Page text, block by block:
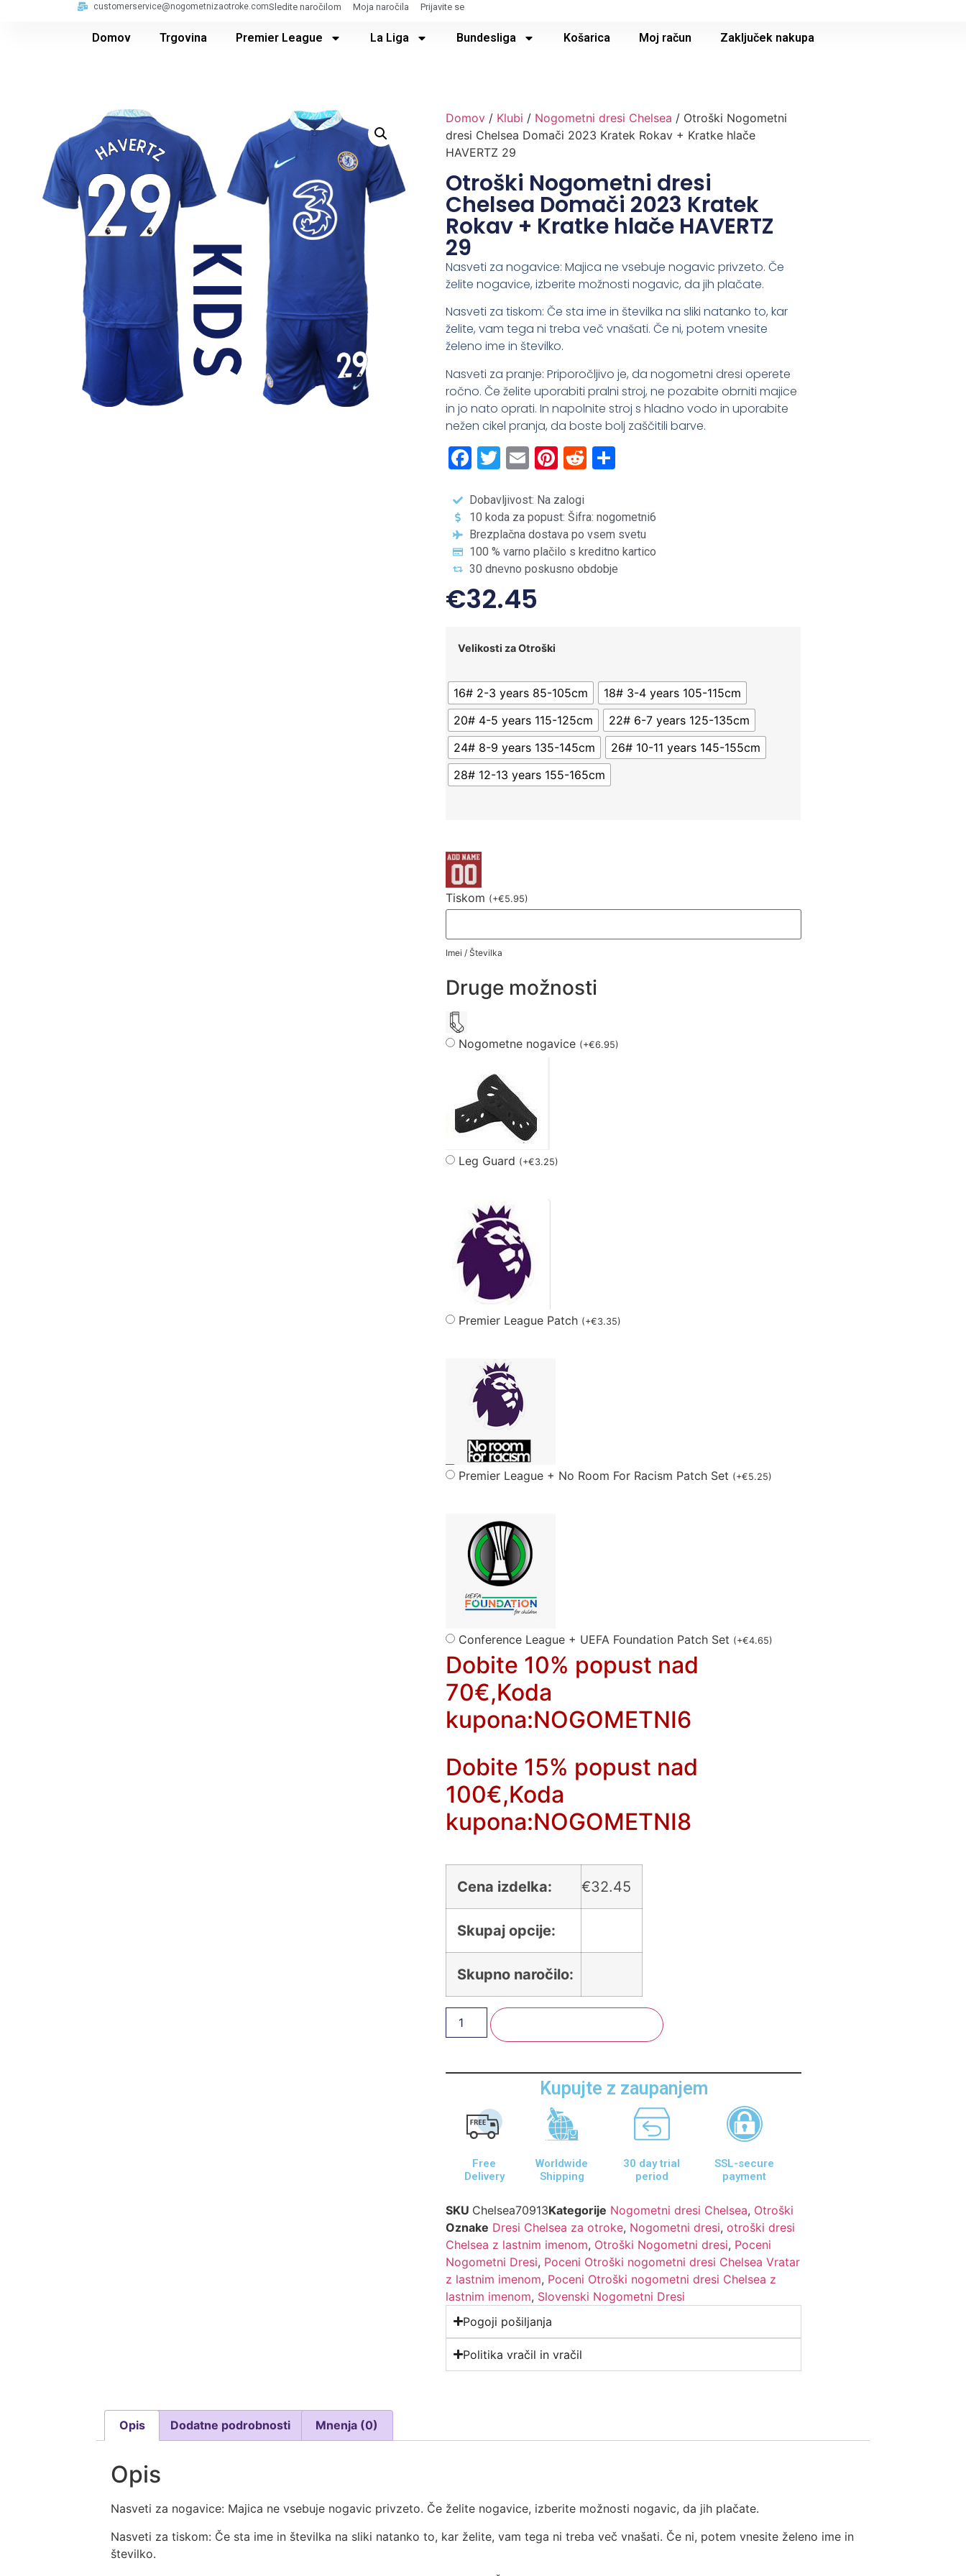
customerservice@nogometnizaotroke.comSledite naročilom Moja naročila Prijavite se
Domov Trgovina Premier League La Liga Bundesliga Košarica Moj račun Zaključek nakupa
Domov / Klubi / Nogometni dresi Chelsea / Otroški Nogometni
dresi Chelsea Domači 2023 Kratek Rokav + Kratke hlače
HAVERTZ 29
Otroški Nogometni dresi
Chelsea Domači 2023 Kratek
Rokav + Kratke hlače HAVERTZ
29
Nasveti za nogavice: Majica ne vsebuje nogavic privzeto. Če
želite nogavice, izberite možnosti nogavic, da jih plačate.
Nasveti za tiskom: Če sta ime in številka na sliki natanko to, kar
želite, vam tega ni treba več vnašati. Če ni, potem vnesite
želeno ime in številko.
Nasveti za pranje: Priporočljivo je, da nogometni dresi operete
ročno. Če želite uporabiti pralni stroj, ne pozabite obrniti majice
in jo nato oprati. In napolnite stroj s hladno vodo in uporabite
nežen cikel pranja, da boste bolj zaščitili barve.
Facebook
Twitter
EmailPinterest
Reddit
Dobavljivost: Na zalogi
10 koda za popust: Šifra: nogometni6
Brezplačna dostava po vsem svetu
100 % varno plačilo s kreditno kartico
30 dnevno poskusno obdobje
€32.45
Velikosti za Otroški
16# 2-3 years 85-105cm
18# 3-4 years 105-115cm
20# 4-5 years 115-125cm
22# 6-7 years 125-135cm
24# 8-9 years 135-145cm
26# 10-11 years 145-155cm
28# 12-13 years 155-165cm
Tiskom (+€5.95)
Imei / Številka
Druge možnosti
Nogometne nogavice (+€6.95)
Leg Guard (+€3.25)
Premier League Patch (+€3.35)
Premier League + No Room For Racism Patch Set (+€5.25)
Conference League + UEFA Foundation Patch Set (+€4.65)
Dobite 10% popust nad
70€,Koda
kupona:NOGOMETNI6
Dobite 15% popust nad
100€,Koda
kupona:NOGOMETNI8
Cena izdelka: €32.45
Skupaj opcije:
Skupno naročilo:
Kupujte z zaupanjem
Free
Delivery
Worldwide
Shipping
30 day trial
period
SSL-secure
payment
SKU Chelsea70913Kategorije Nogometni dresi Chelsea, Otroški
Oznake Dresi Chelsea za otroke, Nogometni dresi,otroški dresi
Chelsea z lastnim imenom, Otroški Nogometni dresi, Poceni
Nogometni Dresi, Poceni Otroški nogometni dresi Chelsea Vratar
z lastnim imenom, Poceni Otroški nogometni dresi Chelsea z
lastnim imenom, Slovenski Nogometni Dresi
Pogoji pošiljanja
Politika vračil in vračil
Opis Dodatne podrobnosti Mnenja (0)
Opis
Nasveti za nogavice: Majica ne vsebuje nogavic privzeto. Če želite nogavice, izberite možnosti nogavic, da jih plačate.
Nasveti za tiskom: Če sta ime in številka na sliki natanko to, kar želite, vam tega ni treba več vnašati. Če ni, potem vnesite želeno ime in
številko.